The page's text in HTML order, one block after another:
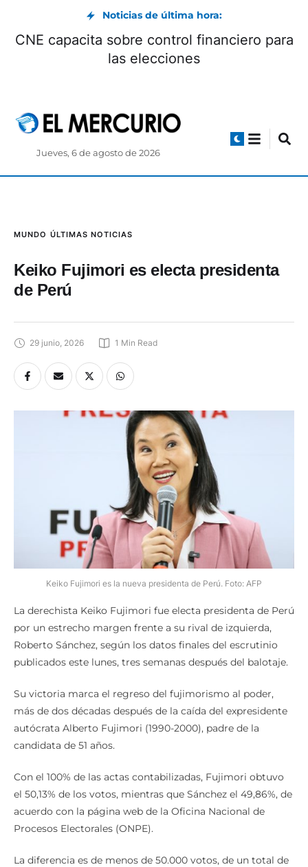
Noticias de última hora:
CNE capacita sobre control financiero para
las elecciones
Jueves, 6 de agosto de 2026
MUNDO ÚLTIMAS NOTICIAS
Keiko Fujimori es electa presidenta
de Perú
29 junio, 2026 1 Min Read
Keiko Fujimori es la nueva presidenta de Perú. Foto: AFP
La derechista Keiko Fujimori fue electa presidenta de Perú
por un estrecho margen frente a su rival de izquierda,
Roberto Sánchez, según los datos finales del escrutinio
publicados este lunes, tres semanas después del balotaje.
Su victoria marca el regreso del fujimorismo al poder,
más de dos décadas después de la caída del expresidente
autócrata Alberto Fujimori (1990-2000), padre de la
candidata de 51 años.
Con el 100% de las actas contabilizadas, Fujimori obtuvo
el 50,13% de los votos, mientras que Sánchez el 49,86%, de
acuerdo con la página web de la Oficina Nacional de
Procesos Electorales (ONPE).
La diferencia es de menos de 50.000 votos, de un total de